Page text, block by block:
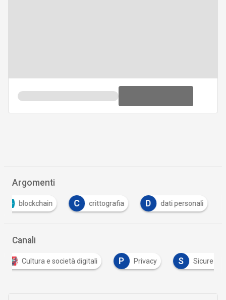
Argomenti
C crittografia D dati personali F facebook
Canali
e società digitali P Privacy S Sicurezza digitale